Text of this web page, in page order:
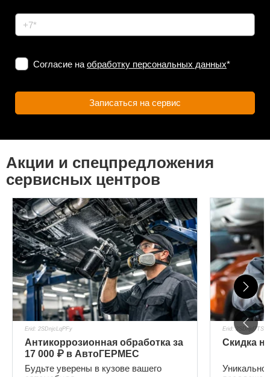
Согласие на обработку персональных данных*
Акции и спецпредложения
сервисных центров
Erid: 2SDnjcLqPFy
Антикоррозионная обработка за
17 000 ₽ в АвтоГЕРМЕС
Будьте уверены в кузове вашего
Erid: 2SDnjd7TSog
Скидка